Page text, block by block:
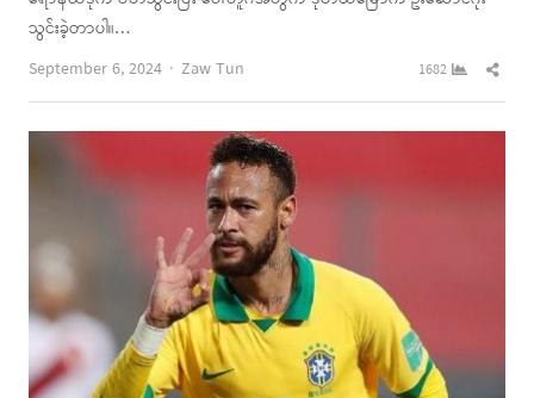
သွင်းခဲ့တာပါ။…
September 6, 2024
Author
Zaw Tun 1682